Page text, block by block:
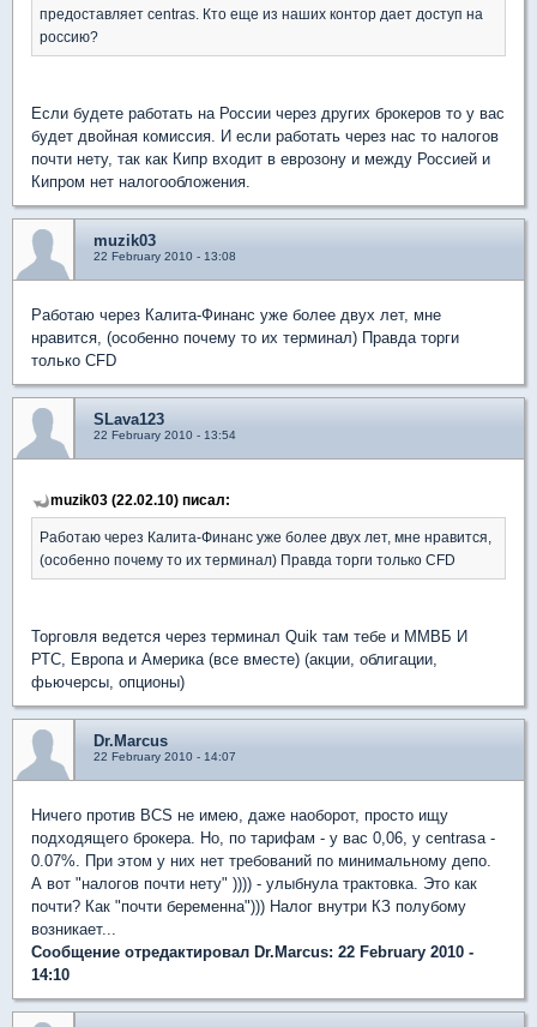
предоставляет centras. Кто еще из наших контор дает доступ на
россию?
Если будете работать на России через других брокеров то у вас
будет двойная комиссия. И если работать через нас то налогов
почти нету, так как Кипр входит в еврозону и между Россией и
Кипром нет налогообложения.
muzik03
22 February 2010 - 13:08
Работаю через Калита-Финанс уже более двух лет, мне
нравится, (особенно почему то их терминал) Правда торги
только CFD
SLava123
22 February 2010 - 13:54
muzik03 (22.02.10) писал:
Работаю через Калита-Финанс уже более двух лет, мне нравится,
(особенно почему то их терминал) Правда торги только CFD
Торговля ведется через терминал Quik там тебе и ММВБ И
РТС, Европа и Америка (все вместе) (акции, облигации,
фьючерсы, опционы)
Dr.Marcus
22 February 2010 - 14:07
Ничего против BCS не имею, даже наоборот, просто ищу
подходящего брокера. Но, по тарифам - у вас 0,06, у centrasa -
0.07%. При этом у них нет требований по минимальному депо.
А вот "налогов почти нету" )))) - улыбнула трактовка. Это как
почти? Как "почти беременна"))) Налог внутри КЗ полубому
возникает...
Сообщение отредактировал Dr.Marcus: 22 February 2010 -
14:10